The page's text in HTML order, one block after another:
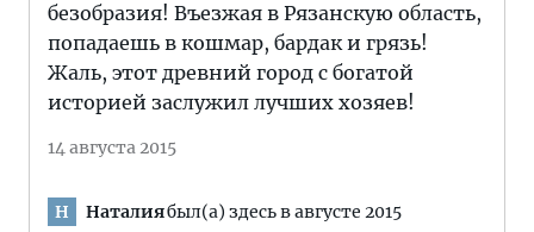
безобразия! Въезжая в Рязанскую область,
попадаешь в кошмар, бардак и грязь!
Жаль, этот древний город с богатой
историей заслужил лучших хозяев!
14 августа 2015
Н Наталиябыл(а) здесь в августе 2015